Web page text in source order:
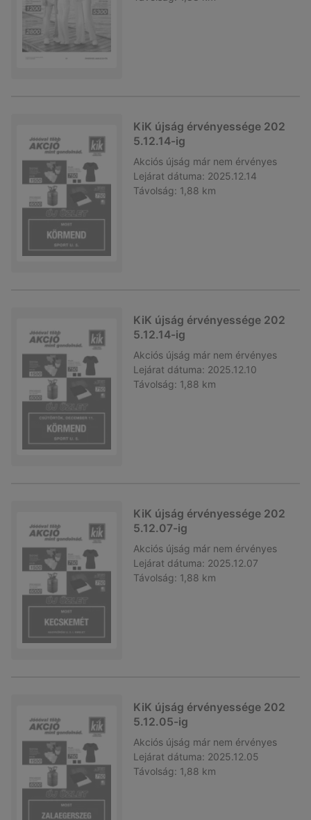
KiK újság érvényessége 202
5.12.14-ig
Akciós újság már nem érvényes
Lejárat dátuma: 2025.12.14
Távolság: 1,88 km
KiK újság érvényessége 202
5.12.14-ig
Akciós újság már nem érvényes
Lejárat dátuma: 2025.12.10
Távolság: 1,88 km
KiK újság érvényessége 202
5.12.07-ig
Akciós újság már nem érvényes
Lejárat dátuma: 2025.12.07
Távolság: 1,88 km
KiK újság érvényessége 202
5.12.05-ig
Akciós újság már nem érvényes
Lejárat dátuma: 2025.12.05
Távolság: 1,88 km